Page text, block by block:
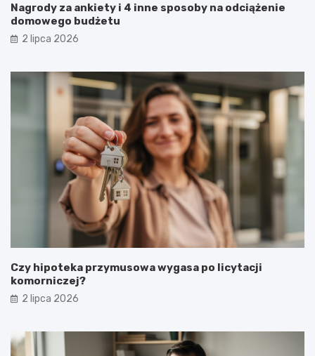
Nagrody za ankiety i 4 inne sposoby na odciążenie
domowego budżetu
2 lipca 2026
Czy hipoteka przymusowa wygasa po licytacji
komorniczej?
2 lipca 2026